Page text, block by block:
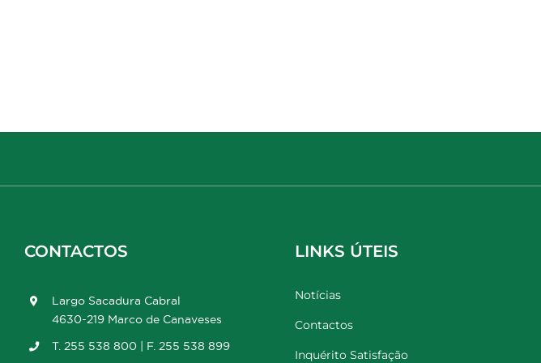
CONTACTOS
Largo Sacadura Cabral
4630-219 Marco de Canaveses
T. 255 538 800 | F. 255 538 899
LINKS ÚTEIS
Notícias
Contactos
Inquérito Satisfação